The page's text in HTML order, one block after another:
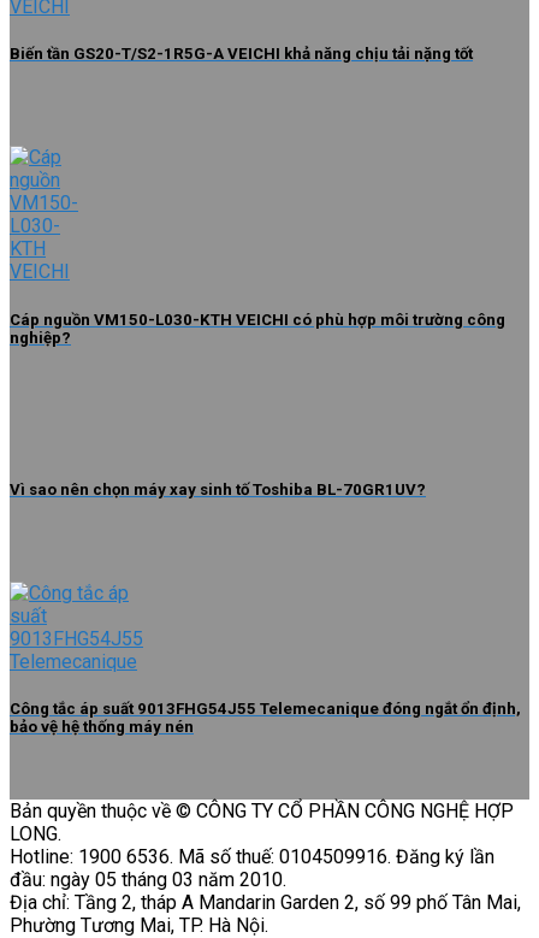
Biến tần GS20-T/S2-1R5G-A VEICHI khả năng chịu tải nặng tốt
Cáp nguồn VM150-L030-KTH VEICHI có phù hợp môi trường công
nghiệp?
Vì sao nên chọn máy xay sinh tố Toshiba BL-70GR1UV?
Công tắc áp suất 9013FHG54J55 Telemecanique đóng ngắt ổn định,
bảo vệ hệ thống máy nén
Bản quyền thuộc về © CÔNG TY CỔ PHẦN CÔNG NGHỆ HỢP
LONG.
Hotline: 1900 6536. Mã số thuế: 0104509916. Đăng ký lần
đầu: ngày 05 tháng 03 năm 2010.
Địa chỉ: Tầng 2, tháp A Mandarin Garden 2, số 99 phố Tân Mai,
Phường Tương Mai, TP. Hà Nội.